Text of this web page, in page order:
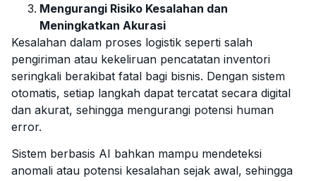
Mengurangi Risiko Kesalahan dan
Meningkatkan Akurasi
Kesalahan dalam proses logistik seperti salah
pengiriman atau kekeliruan pencatatan inventori
seringkali berakibat fatal bagi bisnis. Dengan sistem
otomatis, setiap langkah dapat tercatat secara digital
dan akurat, sehingga mengurangi potensi human
error.
Sistem berbasis AI bahkan mampu mendeteksi
anomali atau potensi kesalahan sejak awal, sehingga